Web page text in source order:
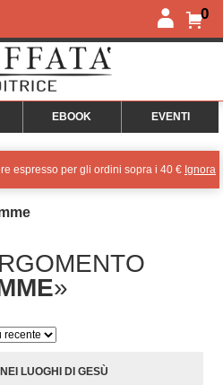
0
EBOOK EVENTI
espresso per gli ordini sopra i 40 € Ignora
»
LUOGHI DI GESÙ